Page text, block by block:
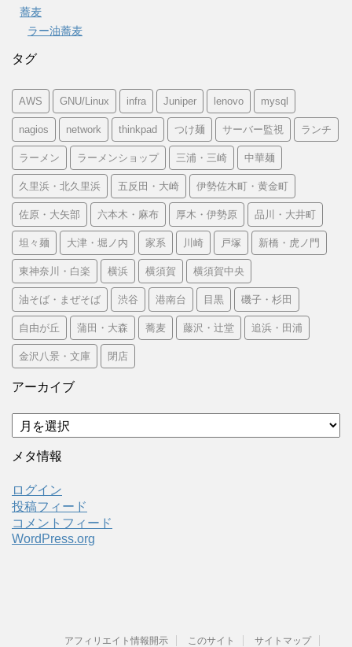
蕎麦
ラー油蕎麦
タグ
AWS GNU/Linux infra Juniper lenovo mysql
nagios network thinkpad つけ麺 サーバー監視 ランチ
ラーメン ラーメンショップ 三浦・三崎 中華麺
久里浜・北久里浜 五反田・大崎 伊勢佐木町・黄金町
佐原・大矢部 六本木・麻布 厚木・伊勢原 品川・大井町
坦々麺 大津・堀ノ内 家系 川崎 戸塚 新橋・虎ノ門
東神奈川・白楽 横浜 横須賀 横須賀中央
油そば・まぜそば 渋谷 港南台 目黒 磯子・杉田
自由が丘 蒲田・大森 蕎麦 藤沢・辻堂 追浜・田浦
金沢八景・文庫 閉店
アーカイブ
ア
ー
カ
ブ
メタ情報
ログイン
投稿フィード
コメントフィード
WordPress.org
アフィリエイト情報開示 このサイト サイトマップ